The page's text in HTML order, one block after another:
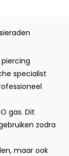
specialist
gas. Dit
zodra
maar ook